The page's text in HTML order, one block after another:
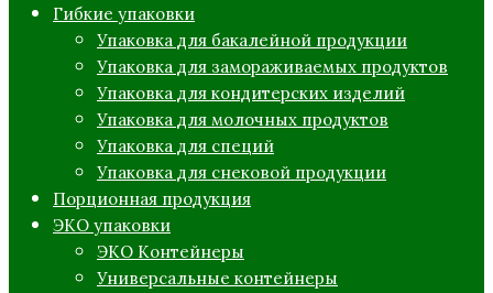
Гибкие упаковки
Упаковка для бакалейной продукции
Упаковка для замораживаемых продуктов
Упаковка для кондитерских изделий
Упаковка для молочных продуктов
Упаковка для специй
Упаковка для снековой продукции
Порционная продукция
ЭКО упаковки
ЭКО Контейнеры
Универсальные контейнеры